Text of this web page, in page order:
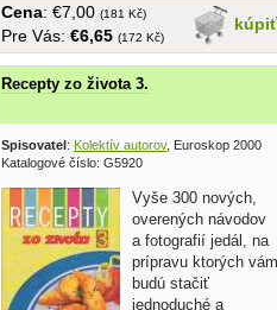
kúpiť
Cena: €7,00 (181 Kč)
Pre Vás: €6,65 (172 Kč)
Recepty zo života 3.
Spisovatel: Kolektív autorov, Euroskop 2000
Katalogové číslo: G5920
Vyše 300 nových,
overených návodov
a fotografií jedál, na
prípravu ktorých vám
budú stačiť
jednoduché a